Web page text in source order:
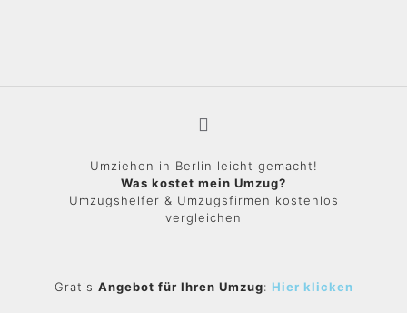
Umziehen in Berlin leicht gemacht!
Was kostet mein Umzug?
Umzugshelfer & Umzugsfirmen kostenlos
vergleichen
Gratis Angebot für Ihren Umzug: Hier klicken